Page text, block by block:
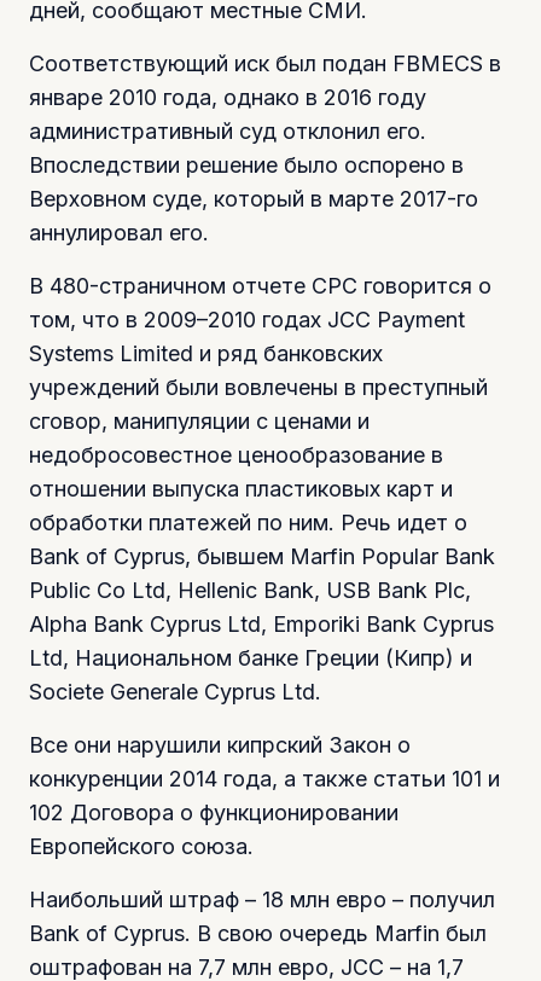
дней, сообщают местные СМИ.
Соответствующий иск был подан FBMECS в
январе 2010 года, однако в 2016 году
административный суд отклонил его.
Впоследствии решение было оспорено в
Верховном суде, который в марте 2017-го
аннулировал его.
В 480-страничном отчете СРС говорится о
том, что в 2009–2010 годах JCC Payment
Systems Limited и ряд банковских
учреждений были вовлечены в преступный
сговор, манипуляции с ценами и
недобросовестное ценообразование в
отношении выпуска пластиковых карт и
обработки платежей по ним. Речь идет о
Bank of Cyprus, бывшем Marfin Popular Bank
Public Co Ltd, Hellenic Bank, USB Bank Plc,
Alpha Bank Cyprus Ltd, Emporiki Bank Cyprus
Ltd, Национальном банке Греции (Кипр) и
Societe Generale Cyprus Ltd.
Все они нарушили кипрский Закон о
конкуренции 2014 года, а также статьи 101 и
102 Договора о функционировании
Европейского союза.
Наибольший штраф – 18 млн евро – получил
Bank of Cyprus. В свою очередь Marfin был
оштрафован на 7,7 млн евро, JCC – на 1,7